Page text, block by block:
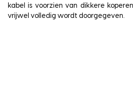
kabel is voorzien van dikkere
vrijwel volledig wordt doorgegeven.